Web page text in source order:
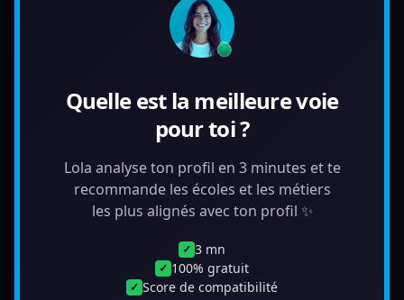
Quelle est la meilleure voie
pour toi ?
Lola analyse ton profil en 3 minutes et te
recommande les écoles et les métiers
les plus alignés avec ton profil ✨
✓ 3 mn
✓ 100% gratuit
✓ Score de compatibilité